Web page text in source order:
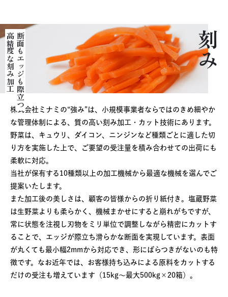
刻み
断面もエッジも際立つ
高精度な刻み加工
株式会社ミナミの“強み”は、小規模事業者ならではのきめ細やか
な管理体制による、質の高い刻み加工・カット技術にあります。
野菜は、キュウリ、ダイコン、ニンジンなど種類ごとに適した切
り方を実施した上で、
ご要望の受注量を積み合わせての出荷にも
柔軟に対応。
当社が保有する10種類以上の加工機械から最適な機械を選んでご
提案いたします。
また加工後の美しさは、顧客の皆様からの折り紙付き。塩蔵野菜
は生野菜よりも柔らかく、 機械まかせにすると崩れがちですが、
常に状態を注視し刃物をミリ単位で調整しながら精密にカットす
ることで、 エッジが際立ち滑らかな断面を実現しています。表面
が丸くても最小幅2mmから対応でき、 形にばらつきがないのも特
徴です。なお近年では、お客様持ち込みによる原料をカットする
だけの受注も増えています（15kg～最大500kg×20箱）。